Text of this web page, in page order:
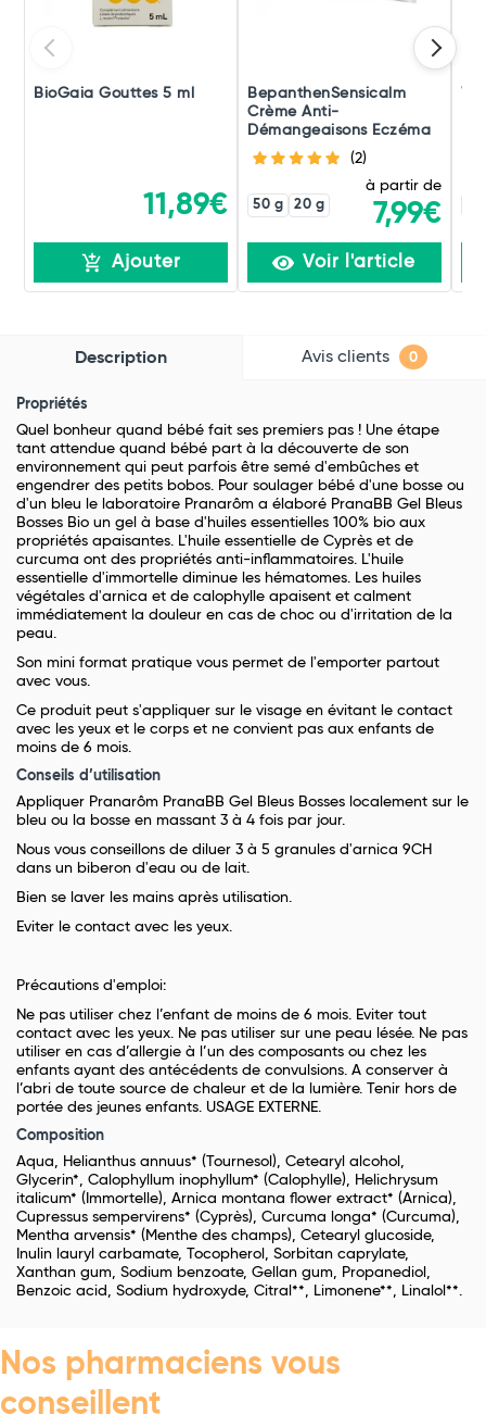
BioGaia Gouttes 5 ml
11,89€
Ajouter
BepanthenSensicalm
Crème Anti-
Démangeaisons Eczéma
(2)
50 g 20 g
à partir de
7,99€
Voir l'article
Description Avis clients 0
Propriétés
Quel bonheur quand bébé fait ses premiers pas ! Une étape
tant attendue quand bébé part à la découverte de son
environnement qui peut parfois être semé d'embûches et
engendrer des petits bobos. Pour soulager bébé d'une bosse ou
d'un bleu le laboratoire Pranarôm a élaboré PranaBB Gel Bleus
Bosses Bio un gel à base d'huiles essentielles 100% bio aux
propriétés apaisantes. L'huile essentielle de Cyprès et de
curcuma ont des propriétés anti-inflammatoires. L'huile
essentielle d'immortelle diminue les hématomes. Les huiles
végétales d'arnica et de calophylle apaisent et calment
immédiatement la douleur en cas de choc ou d'irritation de la
peau.
Son mini format pratique vous permet de l'emporter partout
avec vous.
Ce produit peut s'appliquer sur le visage en évitant le contact
avec les yeux et le corps et ne convient pas aux enfants de
moins de 6 mois.
Conseils d’utilisation
Appliquer Pranarôm PranaBB Gel Bleus Bosses localement sur le
bleu ou la bosse en massant 3 à 4 fois par jour.
Nous vous conseillons de diluer 3 à 5 granules d'arnica 9CH
dans un biberon d'eau ou de lait.
Bien se laver les mains après utilisation.
Eviter le contact avec les yeux.
Précautions d'emploi:
Ne pas utiliser chez l’enfant de moins de 6 mois. Eviter tout
contact avec les yeux. Ne pas utiliser sur une peau lésée. Ne pas
utiliser en cas d’allergie à l’un des composants ou chez les
enfants ayant des antécédents de convulsions. A conserver à
l’abri de toute source de chaleur et de la lumière. Tenir hors de
portée des jeunes enfants. USAGE EXTERNE.
Composition
Aqua, Helianthus annuus* (Tournesol), Cetearyl alcohol,
Glycerin*, Calophyllum inophyllum* (Calophylle), Helichrysum
italicum* (Immortelle), Arnica montana flower extract* (Arnica),
Cupressus sempervirens* (Cyprès), Curcuma longa* (Curcuma),
Mentha arvensis* (Menthe des champs), Cetearyl glucoside,
Inulin lauryl carbamate, Tocopherol, Sorbitan caprylate,
Xanthan gum, Sodium benzoate, Gellan gum, Propanediol,
Benzoic acid, Sodium hydroxyde, Citral**, Limonene**, Linalol**.
Nos pharmaciens vous
conseillent